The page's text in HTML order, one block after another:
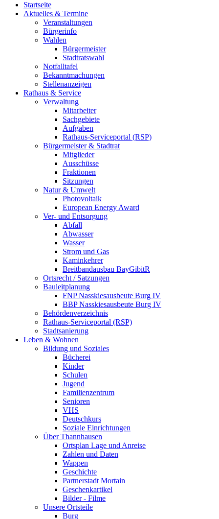
Startseite
Aktuelles & Termine
Veranstaltungen
Bürgerinfo
Wahlen
Bürgermeister
Stadtratswahl
Notfalltafel
Bekanntmachungen
Stellenanzeigen
Rathaus & Service
Verwaltung
Mitarbeiter
Sachgebiete
Aufgaben
Rathaus-Serviceportal (RSP)
Bürgermeister & Stadtrat
Mitglieder
Ausschüsse
Fraktionen
Sitzungen
Natur & Umwelt
Photovoltaik
European Energy Award
Ver- und Entsorgung
Abfall
Abwasser
Wasser
Strom und Gas
Kaminkehrer
Breitbandausbau BayGibitR
Ortsrecht / Satzungen
Bauleitplanung
FNP Nasskiesausbeute Burg IV
BBP Nasskiesausbeute Burg IV
Behördenverzeichnis
Rathaus-Serviceportal (RSP)
Stadtsanierung
Leben & Wohnen
Bildung und Soziales
Bücherei
Kinder
Schulen
Jugend
Familienzentrum
Senioren
VHS
Deutschkurs
Soziale Einrichtungen
Über Thannhausen
Ortsplan Lage und Anreise
Zahlen und Daten
Wappen
Geschichte
Partnerstadt Mortain
Geschenkartikel
Bilder - Filme
Unsere Ortsteile
Burg